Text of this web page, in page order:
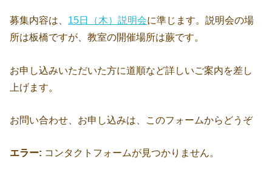
募集内容は、 15日（木）説明会に準じます。説明会の場
所は板橋ですが、教室の開催場所は蕨です。
お申し込みいただいた方に道順など詳しいご案内を差し
上げます。
お問い合わせ、お申し込みは、このフォームからどうぞ
エラー: コンタクトフォームが見つかりません。